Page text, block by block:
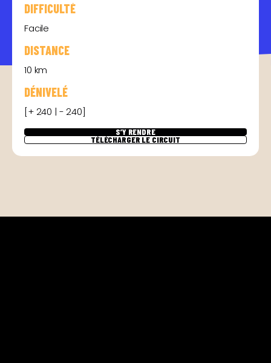
DIFFICULTÉ
Facile
DISTANCE
10 km
DÉNIVELÉ
[+ 240 | - 240]
S’Y RENDRE
TÉLÉCHARGER LE CIRCUIT